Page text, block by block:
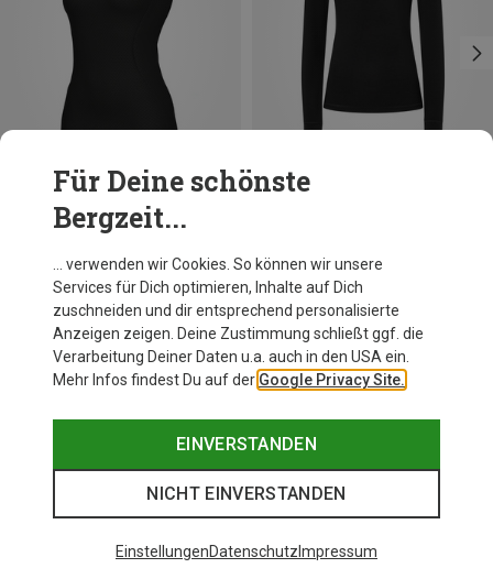
Du sparst 25%
Für Deine schönste
Bergzeit...
… verwenden wir Cookies. So können wir unsere
Services für Dich optimieren, Inhalte auf Dich
zuschneiden und dir entsprechend personalisierte
Anzeigen zeigen. Deine Zustimmung schließt ggf. die
Verarbeitung Deiner Daten u.a. auch in den USA ein.
Mehr Infos findest Du auf der Google Privacy Site.
EINVERSTANDEN
NICHT EINVERSTANDEN
EinstellungenDatenschutz Impressum